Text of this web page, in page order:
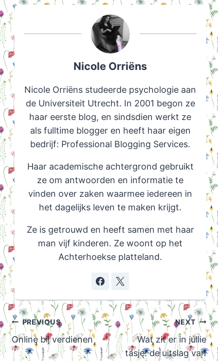
Nicole Orriëns
Nicole Orriëns studeerde psychologie aan
de Universiteit Utrecht. In 2001 begon ze
haar eerste blog, en sindsdien werkt ze
als fulltime blogger en heeft haar eigen
bedrijf: Professional Blogging Services.
Haar academische achtergrond gebruikt
ze om antwoorden en informatie te
vinden over zaken waarmee iedereen in
het dagelijks leven te maken krijgt.
Ze is getrouwd en heeft samen met haar
man vijf kinderen. Ze woont op het
Achterhoekse platteland.
Post
navigation
PREVIOUS
Online bij verdienen
NEXT
Wat zit er in júllie
tasje: de uitslag van